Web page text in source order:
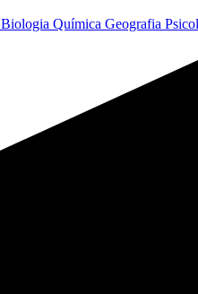
Biologia Química Geografia